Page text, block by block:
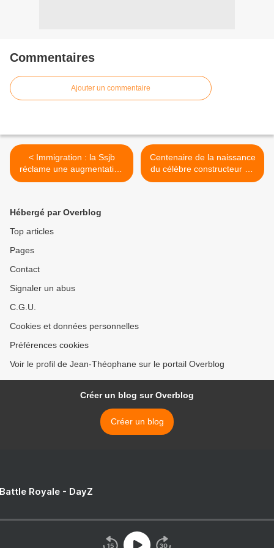
Commentaires
Ajouter un commentaire
< Immigration : la Ssjb
réclame une augmentation
des candidats
Centenaire de la naissance
du célèbre constructeur de
hélicoptères Mikhaïl Mil >
Hébergé par Overblog
Top articles
Pages
Contact
Signaler un abus
C.G.U.
Cookies et données personnelles
Préférences cookies
Voir le profil de Jean-Théophane sur le portail Overblog
Créer un blog sur Overblog
Créer un blog
Royale - DayZ